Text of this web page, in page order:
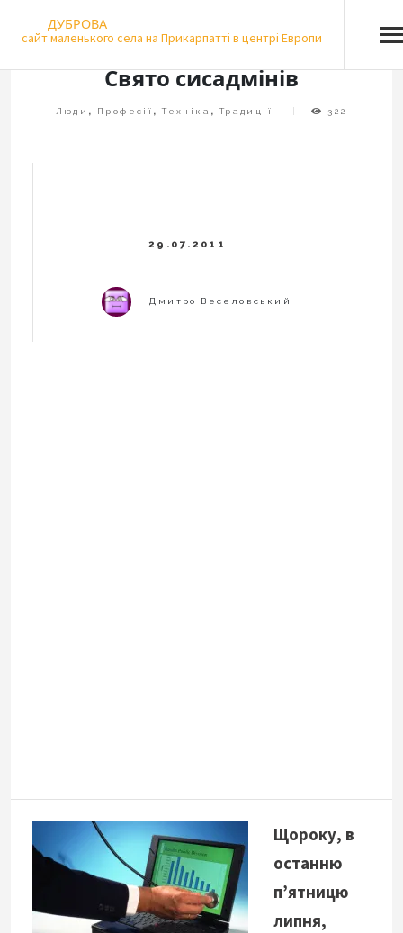
ДУБРОВА
сайт маленького села на Прикарпатті в центрі Европи
Свято сисадмінів
Люди , Професії ,Техніка ,Традиції 322
Щороку, в
останню
п’ятницю
липня,